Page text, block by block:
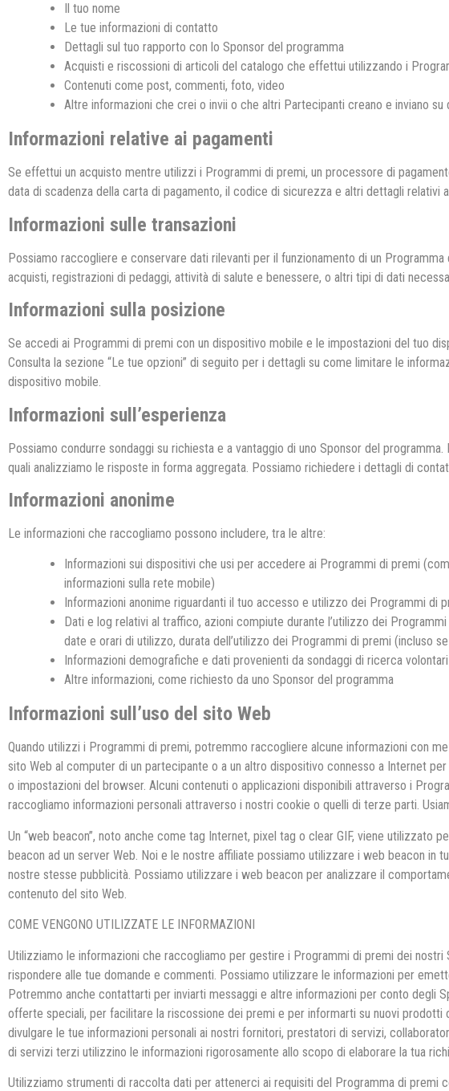
Il tuo nome
Le tue informazioni di contatto
Dettagli sul tuo rapporto con lo Sponsor del programma
Acquisti e riscossioni di articoli del catalogo che effettui utilizzando i
Contenuti come post, commenti, foto, video
Altre informazioni che crei o invii o che altri Partecipanti creano e inviano su
Informazioni relative ai pagamenti
Se effettui un acquisto mentre utilizzi i Programmi di premi, un processore di
data di scadenza della carta di pagamento, il codice di sicurezza e altri dettagli relativi
Informazioni sulle transazioni
Possiamo raccogliere e conservare dati rilevanti per il funzionamento di un
acquisti, registrazioni di pedaggi, attività di salute e benessere, o altri tipi di dati
Informazioni sulla posizione
Se accedi ai Programmi di premi con un dispositivo mobile e le impostazioni del tuo
Consulta la sezione “Le tue opzioni” di seguito per i dettagli su come limitare le
dispositivo mobile.
Informazioni sull’esperienza
Possiamo condurre sondaggi su richiesta e a vantaggio di uno Sponsor del
quali analizziamo le risposte in forma aggregata. Possiamo richiedere i dettagli di
Informazioni anonime
Le informazioni che raccogliamo possono includere, tra le altre:
Informazioni sui dispositivi che usi per accedere ai Programmi di premi
informazioni sulla rete mobile)
Informazioni anonime riguardanti il tuo accesso e utilizzo dei Programmi di
Dati e log relativi al traffico, azioni compiute durante l’utilizzo dei
date e orari di utilizzo, durata dell’utilizzo dei Programmi di premi (incluso
Informazioni demografiche e dati provenienti da sondaggi di ricerca
Altre informazioni, come richiesto da uno Sponsor del programma
Informazioni sull’uso del sito Web
Quando utilizzi i Programmi di premi, potremmo raccogliere alcune informazioni con
sito Web al computer di un partecipante o a un altro dispositivo connesso a Internet
o impostazioni del browser. Alcuni contenuti o applicazioni disponibili attraverso i
raccogliamo informazioni personali attraverso i nostri cookie o quelli di terze parti.
Un “web beacon”, noto anche come tag Internet, pixel tag o clear GIF, viene utilizzato
beacon ad un server Web. Noi e le nostre affiliate possiamo utilizzare i web beacon
nostre stesse pubblicità. Possiamo utilizzare i web beacon per analizzare il
contenuto del sito Web.
COME VENGONO UTILIZZATE LE INFORMAZIONI
Utilizziamo le informazioni che raccogliamo per gestire i Programmi di premi dei
rispondere alle tue domande e commenti. Possiamo utilizzare le informazioni per
Potremmo anche contattarti per inviarti messaggi e altre informazioni per conto degli
offerte speciali, per facilitare la riscossione dei premi e per informarti su nuovi
divulgare le tue informazioni personali ai nostri fornitori, prestatori di servizi,
di servizi terzi utilizzino le informazioni rigorosamente allo scopo di elaborare la tua
Utilizziamo strumenti di raccolta dati per attenerci ai requisiti del Programma di